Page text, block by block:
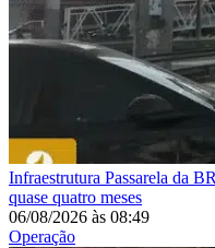
Infraestrutura Passarela da
quase quatro meses
06/08/2026 às 08:49
Operação